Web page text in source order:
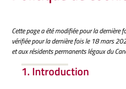
Cette page a été modifiée pour la
vérifiée pour la dernière fois le 18 mars
et aux résidents permanents légaux du
1. Introduction